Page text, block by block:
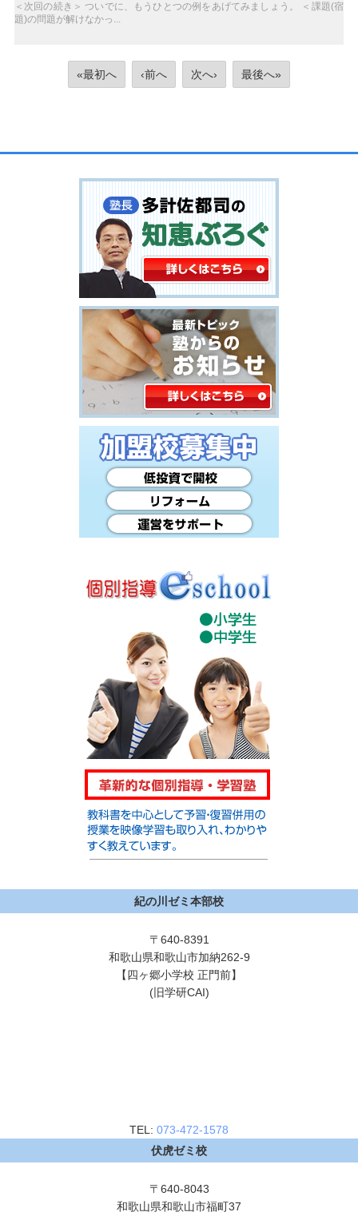
＜次回の続き＞ ついでに、もうひとつの例をあげてみましょう。 ＜課題(宿
題)の問題が解けなかっ...
«最初へ ‹前へ 次へ› 最後へ»
紀の川ゼミ本部校
〒640-8391
和歌山県和歌山市加納262-9
【四ヶ郷小学校 正門前】
(旧学研CAI)
TEL: 073-472-1578
伏虎ゼミ校
〒640-8043
和歌山県和歌山市福町37